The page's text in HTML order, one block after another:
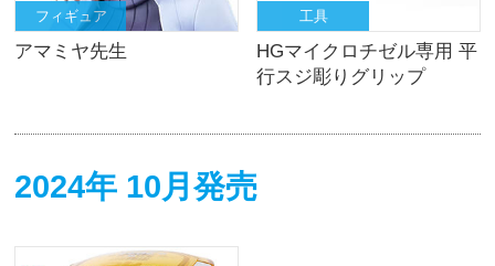
フィギュア
アマミヤ先生
工具
HGマイクロチゼル専用 平
行スジ彫りグリップ
2024年 10月発売